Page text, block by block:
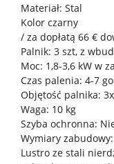
Materiał: Stal
Kolor czarny
/ za dopłatą 66 €
Palnik: 3 szt, z
Moc: 1,8-3,6 kW w
Czas palenia: 4-7
Objętość palnika:
Waga: 10 kg
Szyba ochronna:
Wymiary zabudowy:
Lustro ze stali